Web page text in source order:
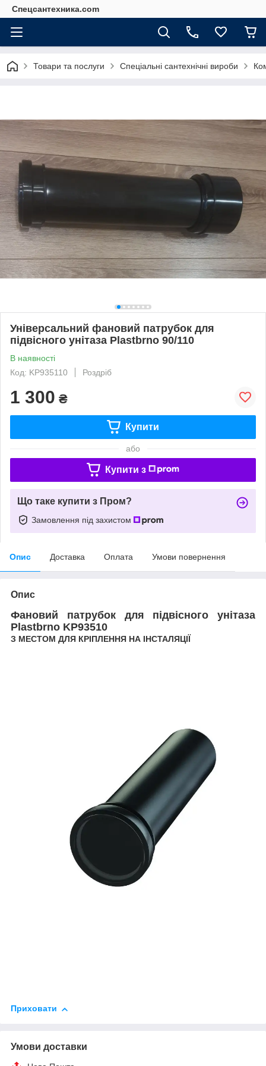
Спецсантехника.com
Товари та послуги Спеціальні сантехнічні вироби
Універсальний фановий патрубок для
підвісного унітаза Plastbrno 90/110
В наявності
Код: KP935110
Роздріб
1 300 ₴
Купити
або
Купити з
Що таке купити з Пром?
Замовлення під захистом
Опис Доставка Оплата Умови повернення
Опис
Фановий патрубок для підвісного унітаза
Plastbrno KP93510
З МЕСТОМ ДЛЯ КРІПЛЕННЯ НА ІНСТАЛЯЦІЇ
Приховати
Умови доставки